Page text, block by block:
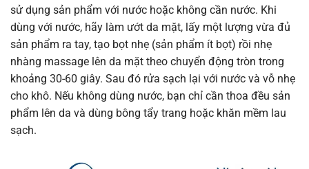
sử dụng sản phẩm với nước hoặc không cần nước. Khi
dùng với nước, hãy làm ướt da mặt, lấy một lượng vừa đủ
sản phẩm ra tay, tạo bọt nhẹ (sản phẩm ít bọt) rồi nhẹ
nhàng massage lên da mặt theo chuyển động tròn trong
khoảng 30-60 giây. Sau đó rửa sạch lại với nước và vỗ nhẹ
cho khô. Nếu không dùng nước, bạn chỉ cần thoa đều sản
phẩm lên da và dùng bông tẩy trang hoặc khăn mềm lau
sạch.